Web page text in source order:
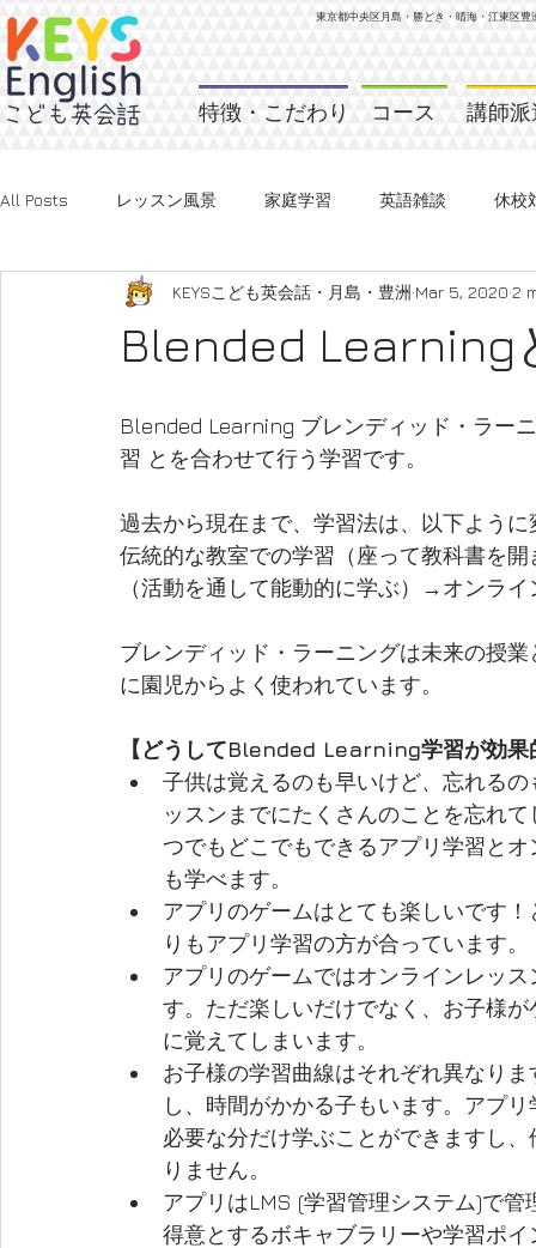
東京都中央区月島・勝どき・晴海・江東区豊
特徴・こだわり コース 講師派
All Posts レッスン風景 家庭学習 英語雑談 休校
Blended Learning
KEYSこども英会話・月島・豊洲 Mar 5, 2020 2
Blended Learning ブレンディッド・ラー
習 とを合わせて行う学習です。
過去から現在まで、学習法は、以下よう
伝統的な教室での学習（座って教科書を
（活動を通して能動的に学ぶ）→オンラ
ブレンディッド・ラーニングは未来の授
に園児からよく使われています。
【どうしてBlended Learning学習が効果
子供は覚えるのも早いけど、忘れる
ッスンまでにたくさんのことを忘れ
つでもどこでもできるアプリ学習と
も学べます。
アプリのゲームはとても楽しいです
りもアプリ学習の方が合っています
アプリのゲームではオンラインレッ
す。ただ楽しいだけでなく、お子様
に覚えてしまいます。
お子様の学習曲線はそれぞれ異なり
し、時間がかかる子もいます。アプ
必要な分だけ学ぶことができますし
りません。
アプリはLMS (学習管理システム)で
得意とするボキャブラリーや学習ポ